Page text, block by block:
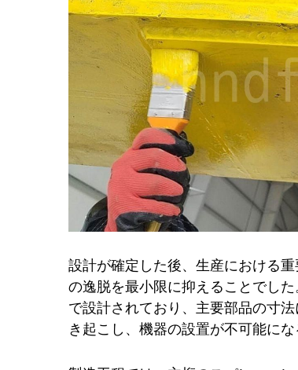
設計が確定した後、生産における
の逸脱を最小限に抑えることでし
で設計されており、主要部品の寸
き起こし、機器の設置が不可能にな